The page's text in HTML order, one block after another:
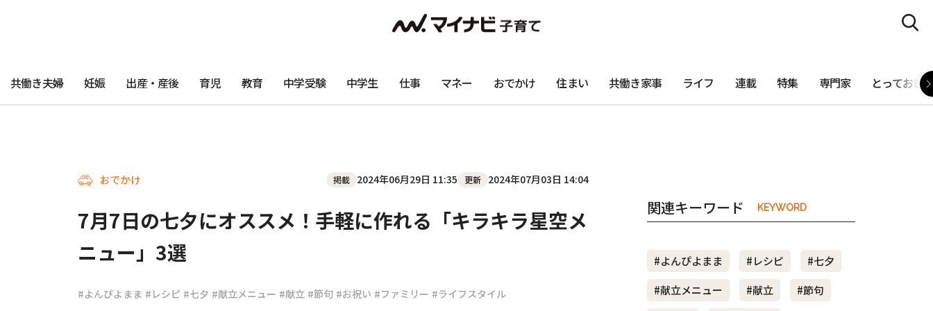
共働き夫婦 妊娠 出産・産後 育児 教育 中学受験 中学生 仕事 マネー おでかけ 住まい 共働き家事 ライフ 連載 特集 専門家 とっておき
おでかけ 掲載 2024年06月29日 11:35 更新 2024年07月03日 14:04
7月7日の七夕にオススメ！手軽に作れる「キラキラ星空メ
ニュー」3選
#よんぴよまま #レシピ #七夕 #献立メニュー #献立 #節句 #お祝い #ファミリー #ライフスタイル
関連キーワード KEYWORD
#よんぴよまま #レシピ
#七夕
#献立メニュー
#献立
#節句